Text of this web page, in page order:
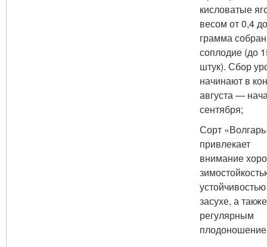
кисловатые
весом от 0,4
грамма
соплодие (до
штук). Сбор
начинают в
августа —
сентября;
Сорт
привлекает
внимание
засухе, а также
регулярным